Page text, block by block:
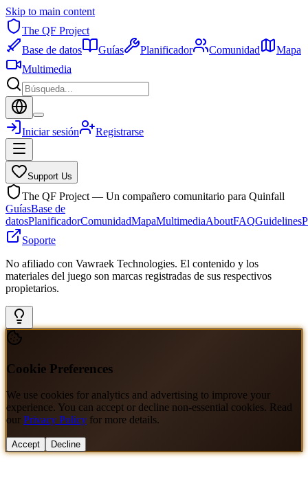
Skip to main content
The QF Project
Base de datos
Guías Planificador Comunidad
Mapa
Multimedia
Iniciar sesión Registrarse
Support Us
The QF Project — Un compañero comunitario para Quinfall
GuíasBase de
datosPlanificadorComunidadMapaMultimediaAboutFAQGuidelines
Soporte
No afiliado con Vawraek Technologies. El contenido y los
materiales del juego son marcas registradas de sus respectivos
propietarios.
Cookie Preferences
We use cookies for analytics and advertising to improve your
experience. You can accept or decline non-essential cookies. Read
our Privacy Policy for more details.
Accept Decline